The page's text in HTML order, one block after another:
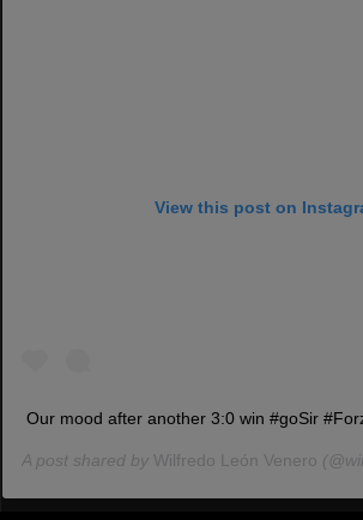
View this post on
Our mood after another 3:0 win #goSir
A post shared by Wilfredo León Venero